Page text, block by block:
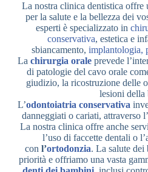
La nostra clinica dentistica offre
per la salute e la bellezza dei
esperti è specializzato in
conservativa, estetica e
sbiancamento, implantologia,
La chirurgia oraleprevede
di patologie del cavo orale
giudizio, la ricostruzione delle
lesioni della
L’odontoiatria conservativa
danneggiati o cariati, attraverso
La nostra clinica offre anche
l’uso di faccette dentali o
con l’ortodonzia. La salute dei
priorità e offriamo una vasta